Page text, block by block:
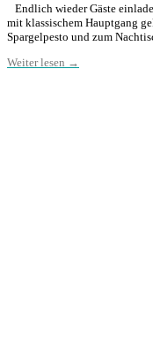
Endlich wieder Gäste
mit klassischem Hauptgang
Spargelpesto und zum
Weiter lesen →